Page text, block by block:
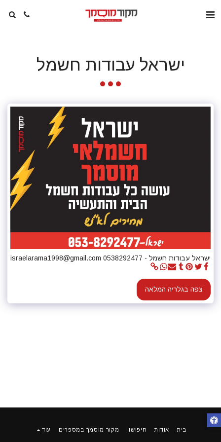
ישראל עבודות חשמל
ישראל עבודות חשמל - israelarama1998@gmail.com 0538292477
צפה בגלריה המלאה
בית אודות חיפושון מקור מוסמך במספרים עוד